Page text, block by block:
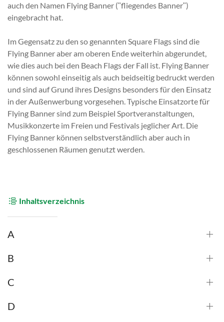
Inhaltsverzeichnis
A
B
C
D
auch den Namen Flying Banner (ʺfliegendes Bannerʺ)
eingebracht hat.
Im Gegensatz zu den so genannten Square Flags sind die
Flying Banner aber am oberen Ende weiterhin abgerundet,
wie dies auch bei den Beach Flags der Fall ist. Flying Banner
können sowohl einseitig als auch beidseitig bedruckt werden
und sind auf Grund ihres Designs besonders für den Einsatz
in der Außenwerbung vorgesehen. Typische Einsatzorte für
Flying Banner sind zum Beispiel Sportveranstaltungen,
Musikkonzerte im Freien und Festivals jeglicher Art. Die
Flying Banner können selbstverständlich aber auch in
geschlossenen Räumen genutzt werden.